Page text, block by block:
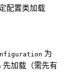
配置类加载
为
先加载（需先有